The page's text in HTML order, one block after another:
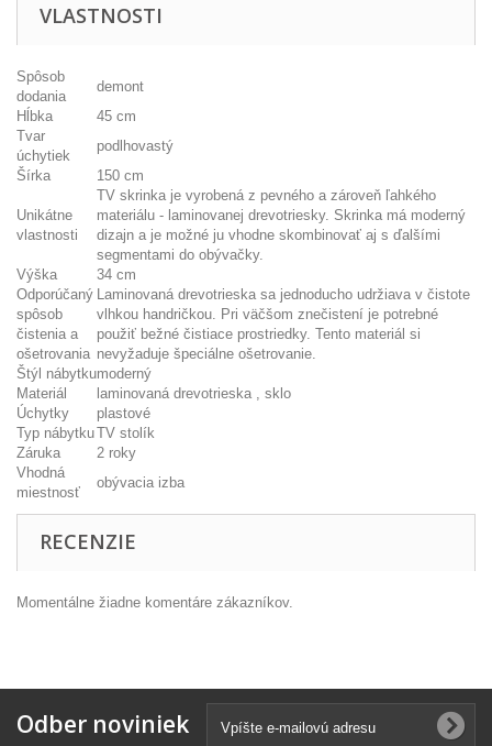
VLASTNOSTI
Spôsob
dodania
demont
Hĺbka
45 cm
Tvar
úchytiek
podlhovastý
Šírka
150 cm
Unikátne
vlastnosti
TV skrinka je vyrobená z pevného a zároveň ľahkého
materiálu - laminovanej drevotriesky. Skrinka má moderný
dizajn a je možné ju vhodne skombinovať aj s ďalšími
segmentami do obývačky.
Výška
34 cm
Odporúčaný
spôsob
čistenia a
ošetrovania
Laminovaná drevotrieska sa jednoducho udržiava v čistote
vlhkou handričkou. Pri väčšom znečistení je potrebné
použiť bežné čistiace prostriedky. Tento materiál si
nevyžaduje špeciálne ošetrovanie.
Štýl nábytkumoderný
Materiál
laminovaná drevotrieska , sklo
Úchytky
plastové
Typ nábytkuTV stolík
Záruka
2 roky
Vhodná
miestnosť
obývacia izba
RECENZIE
Momentálne žiadne komentáre zákazníkov.
Odber noviniek